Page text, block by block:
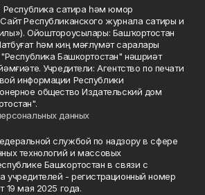
Республика сатира һәм юмор
Республиканского журнала сатиры и
Ойоштороусылары: Башҡортостан
һәм киң мәғлүмәт саралары
Башкортостан" нәшриәт
Учредители: Агентство по печати
информации Республики
общество Издательский дом
данных
службой по надзору в сфере
технологий и массовых
Башкортостан в связи с
учредителей - регистрационный номер
мая 2025 года.